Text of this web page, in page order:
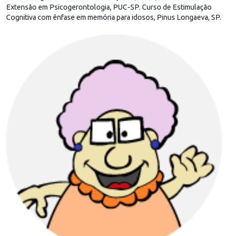
Extensão em Psicogerontologia, PUC-SP. Curso de Estimulação
Cognitiva com ênfase em memória para idosos, Pinus Longaeva, SP.